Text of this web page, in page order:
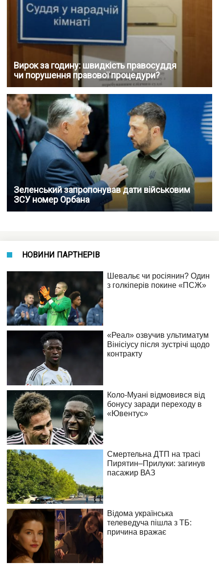
Вирок за годину: швидкість правосуддя
чи порушення правової процедури?
Зеленський запропонував дати військовим
ЗСУ номер Орбана
НОВИНИ ПАРТНЕРІВ